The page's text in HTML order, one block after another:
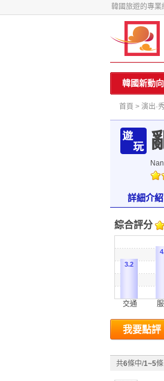
韓國旅遊的專業
韓國新動向
首頁 > 演出·秀
詳細介紹
綜合評分
3.2
交通
我要點評
共6條中/1~5條